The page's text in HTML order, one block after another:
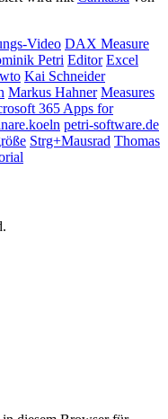
Video DAX Measure
Petri Editor Excel
Kai Schneider
Markus Hahner Measures
365 Apps for
petri-software.de
Strg+Mausrad Thomas